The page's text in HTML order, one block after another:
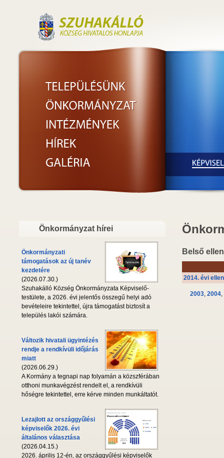
Önkormányzat hírei
Önkormányzati
támogatások az új tanév
kezdetére
(2026.07.30.)
Szuhakálló Község Önkormányzata Képviselő-
testülete, a 2026. évi jelentős összegű helyi adó
bevételeire tekintettel, újra támogatást biztosít a
település lakói számára.
Változik hivatali ügyintézés
rendje a rendkívüli időjárás
miatt
(2026.06.29.)
A Kormány a tegnapi nap folyamán a közszférában
otthoni munkavégzést rendelt el, a rendkívüli
hőségre tekintettel, erre kérve minden munkáltatót.
Lezajlott az országgyűlési
képviselők 2026. évi
általános választása
(2026.04.15.)
2026. április 12-én, az országgyűlési képviselők
Belső
2014. évi
2003, 2004,